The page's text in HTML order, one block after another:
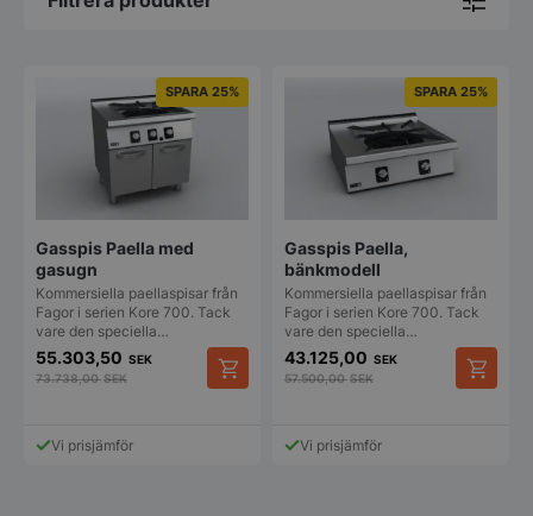
SPARA 25%
Gasspis Paella med
gasugn
Kommersiella paellaspisar från
Fagor i serien Kore 700. Tack
vare den speciella…
55.303,50 SEK
73.738,00SEK
Vi prisjämför
SPARA 25%
Gasspis Paella,
bänkmodell
Kommersiella paellaspisar från
Fagor i serien Kore 700. Tack
vare den speciella…
43.125,00 SEK
57.500,00SEK
Vi prisjämför